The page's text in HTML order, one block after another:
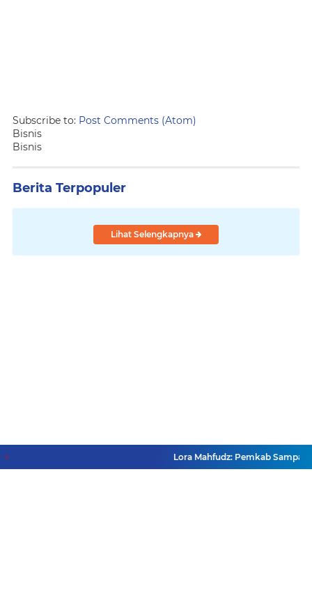
Subscribe to: Post Comments (Atom)
Bisnis
Bisnis
Berita Terpopuler
Lihat Selengkapnya
Lora Mahfudz: Pemkab Sampang